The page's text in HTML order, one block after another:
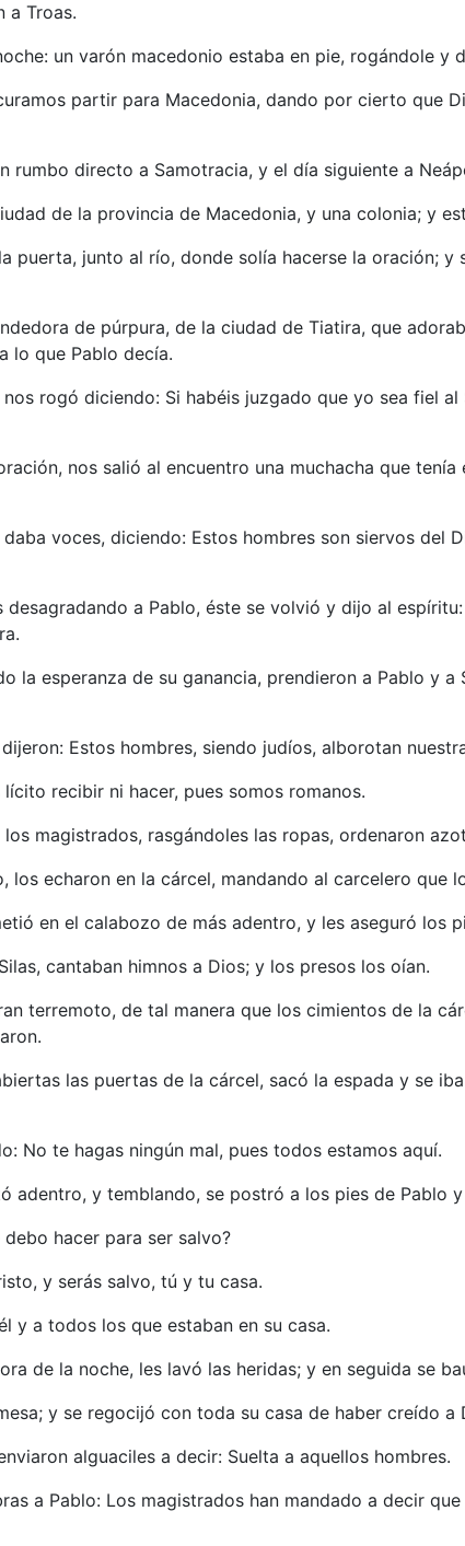
a Troas.
un varón macedonio estaba en pie, rogándole y
partir para Macedonia, dando por cierto que
rumbo directo a Samotracia, y el día siguiente a
de la provincia de Macedonia, y una colonia; y
puerta, junto al río, donde solía hacerse la oración; y
de púrpura, de la ciudad de Tiatira, que
lo que Pablo decía.
rogó diciendo: Si habéis juzgado que yo sea fiel
nos salió al encuentro una muchacha que
voces, diciendo: Estos hombres son siervos del
desagradando a Pablo, éste se volvió y dijo al
la esperanza de su ganancia, prendieron a Pablo y
Estos hombres, siendo judíos, alborotan
recibir ni hacer, pues somos romanos.
magistrados, rasgándoles las ropas, ordenaron
los echaron en la cárcel, mandando al carcelero que
en el calabozo de más adentro, y les aseguró los
cantaban himnos a Dios; y los presos los oían.
terremoto, de tal manera que los cimientos de la
las puertas de la cárcel, sacó la espada y se
No te hagas ningún mal, pues todos estamos aquí.
adentro, y temblando, se postró a los pies de Pablo
hacer para ser salvo?
y serás salvo, tú y tu casa.
y a todos los que estaban en su casa.
de la noche, les lavó las heridas; y en seguida se
y se regocijó con toda su casa de haber creído a
alguaciles a decir: Suelta a aquellos hombres.
a Pablo: Los magistrados han mandado a decir